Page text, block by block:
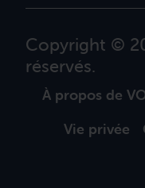
Copyright ©
réservés.
À propos de
Vie privée